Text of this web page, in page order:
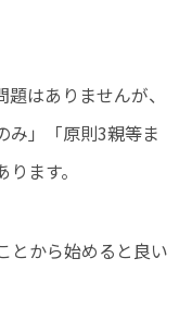
はありませんが、
み」「原則3親等ま
ます。
とから始めると良い